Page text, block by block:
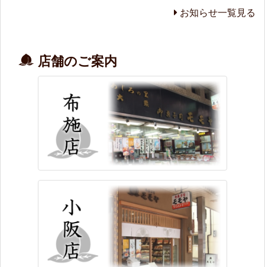
お知らせ一覧見る
店舗のご案内